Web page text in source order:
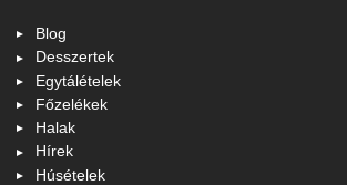
Blog
Desszertek
Egytálételek
Főzelékek
Halak
Hírek
Húsételek